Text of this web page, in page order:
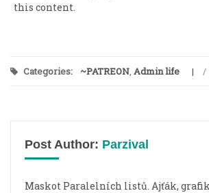
this content.
Categories: ~PATREON, Admin life /
Post Author: Parzival
Maskot Paralelních listů. Ajťák,